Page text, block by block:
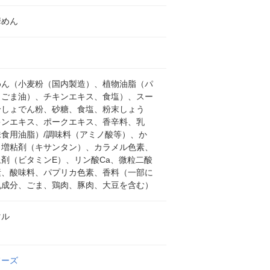
ん
（小麦粉（国内製造）、植物油脂（パ
ま油）、チキンエキス、食塩）、スー
ょでん粉、砂糖、食塩、粉末しょう
エキス、ポークエキス、香辛料、乳
用油脂）/調味料（アミノ酸等）、か
粘剤（キサンタン）、カラメル色素、
（ビタミンE）、リン酸Ca、微粒二酸
酸味料、パプリカ色素、香料（一部に
分、ごま、鶏肉、豚肉、大豆を含む）
ズ